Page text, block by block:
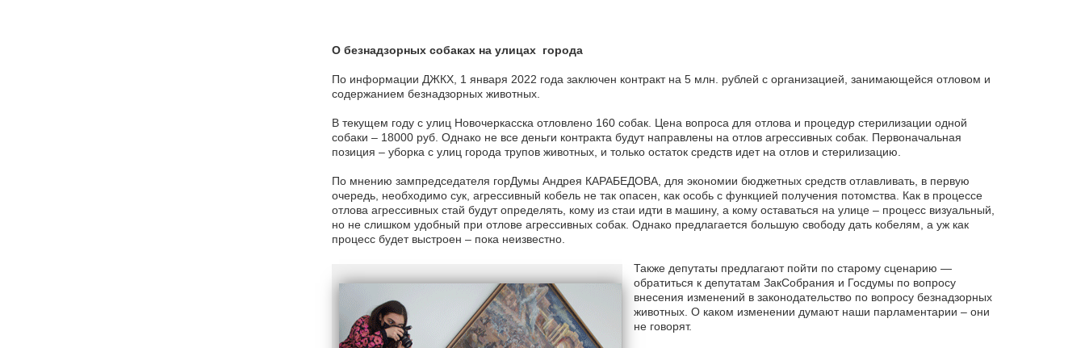
О безнадзорных собаках на улицах города
По информации ДЖКХ, 1 января 2022 года заключен контракт на 5 млн. рублей с организацией, занимающейся отловом и
содержанием безнадзорных животных.
В текущем году с улиц Новочеркасска отловлено 160 собак. Цена вопроса для отлова и процедур стерилизации одной
собаки – 18000 руб. Однако не все деньги контракта будут направлены на отлов агрессивных собак. Первоначальная
позиция – уборка с улиц города трупов животных, и только остаток средств идет на отлов и стерилизацию.
По мнению зампредседателя горДумы Андрея КАРАБЕДОВА, для экономии бюджетных средств отлавливать, в первую
очередь, необходимо сук, агрессивный кобель не так опасен, как особь с функцией получения потомства. Как в процессе
отлова агрессивных стай будут определять, кому из стаи идти в машину, а кому оставаться на улице – процесс визуальный,
но не слишком удобный при отлове агрессивных собак. Однако предлагается большую свободу дать кобелям, а уж как
процесс будет выстроен – пока неизвестно.
Также депутаты предлагают пойти по старому сценарию —
обратиться к депутатам ЗакСобрания и Госдумы по вопросу
внесения изменений в законодательство по вопросу безнадзорных
животных. О каком изменении думают наши парламентарии – они
не говорят.